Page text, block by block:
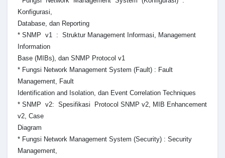
Konfigurasi,
Database, dan Reporting
* SNMP v1 : Struktur Management Informasi, Management
Information
Base (MIBs), dan SNMP Protocol v1
* Fungsi Network Management System (Fault) : Fault
Management, Fault
Identification and Isolation, dan Event Correlation Techniques
* SNMP v2: Spesifikasi Protocol SNMP v2, MIB Enhancement
v2, Case
Diagram
* Fungsi Network Management System (Security) : Security
Management,